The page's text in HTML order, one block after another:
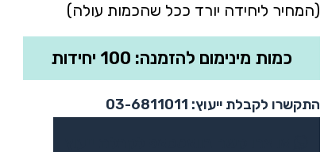
(המחיר ליחידה יורד ככל שהכמות עולה)
כמות מינימום להזמנה: 100 יחידות
התקשרו לקבלת ייעוץ: 03-6811011